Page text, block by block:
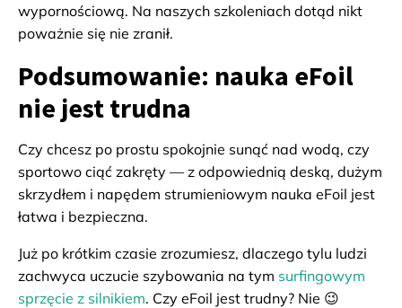
wypornościową. Na naszych szkoleniach dotąd nikt
poważnie się nie zranił.
Podsumowanie: nauka eFoil
nie jest trudna
Czy chcesz po prostu spokojnie sunąć nad wodą, czy
sportowo ciąć zakręty — z odpowiednią deską, dużym
skrzydłem i napędem strumieniowym nauka eFoil jest
łatwa i bezpieczna.
Już po krótkim czasie zrozumiesz, dlaczego tylu ludzi
zachwyca uczucie szybowania na tym surfingowym
sprzęcie z silnikiem. Czy eFoil jest trudny? Nie 😉